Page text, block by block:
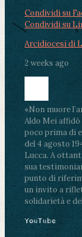
Condividi su
Condividi su
Arcidiocesi di
2 weeks ago
«Non muore
Aldo Mei affidò
poco prima di
del 4 agosto
Lucca. A
sua
punto di
un invito a
solidarietà e
YouTube